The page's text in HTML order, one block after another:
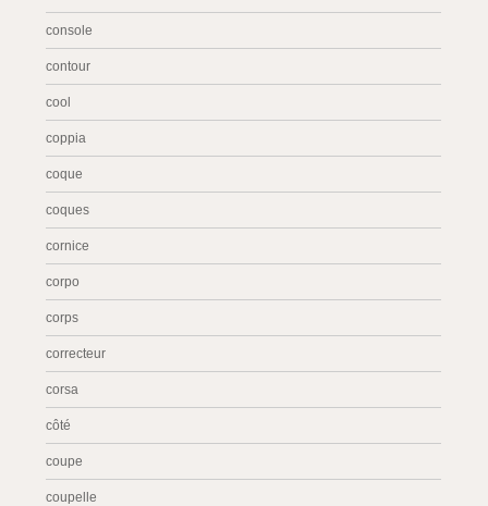
console
contour
cool
coppia
coque
coques
cornice
corpo
corps
correcteur
corsa
côté
coupe
coupelle